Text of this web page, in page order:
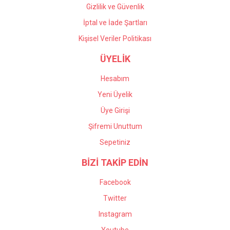
Gizlilik ve Güvenlik
İptal ve İade Şartları
Kişisel Veriler Politikası
ÜYELİK
Hesabım
Yeni Üyelik
Üye Girişi
Şifremi Unuttum
Sepetiniz
BİZİ TAKİP EDİN
Facebook
Twitter
Instagram